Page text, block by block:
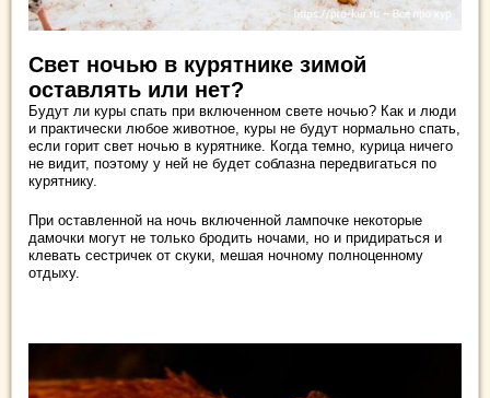
Свет ночью в курятнике зимой
оставлять или нет?
Будут ли куры спать при включенном свете ночью? Как и люди
и практически любое животное, куры не будут нормально спать,
если горит свет ночью в курятнике. Когда темно, курица ничего
не видит, поэтому у ней не будет соблазна передвигаться по
курятнику.
При оставленной на ночь включенной лампочке некоторые
дамочки могут не только бродить ночами, но и придираться и
клевать сестричек от скуки, мешая ночному полноценному
отдыху.